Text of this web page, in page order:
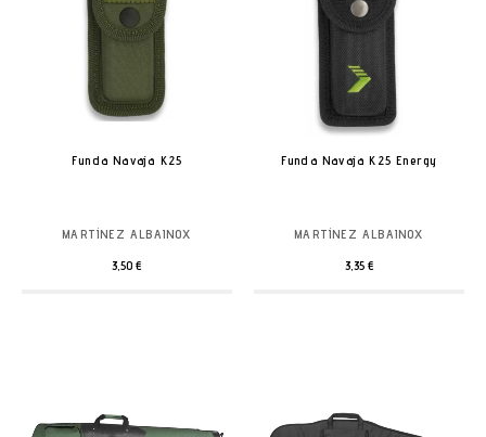
Funda Navaja K25
MARTÍNEZ ALBAINOX
3,50 €
Funda Navaja K25 Energy
MARTÍNEZ ALBAINOX
3,35 €